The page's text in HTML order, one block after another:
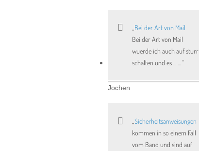
Bei der Art von Mail
Bei der Art von Mail
wuerde ich auch auf sturr
schalten und es ... ...
Jochen
Sicherheitsanweisungen
kommen in so einem Fall
vom Band und sind auf